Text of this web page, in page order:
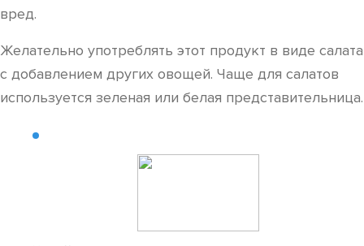
вред.
Желательно употреблять этот продукт в виде салата
с добавлением других овощей. Чаще для салатов
используется зеленая или белая представительница.